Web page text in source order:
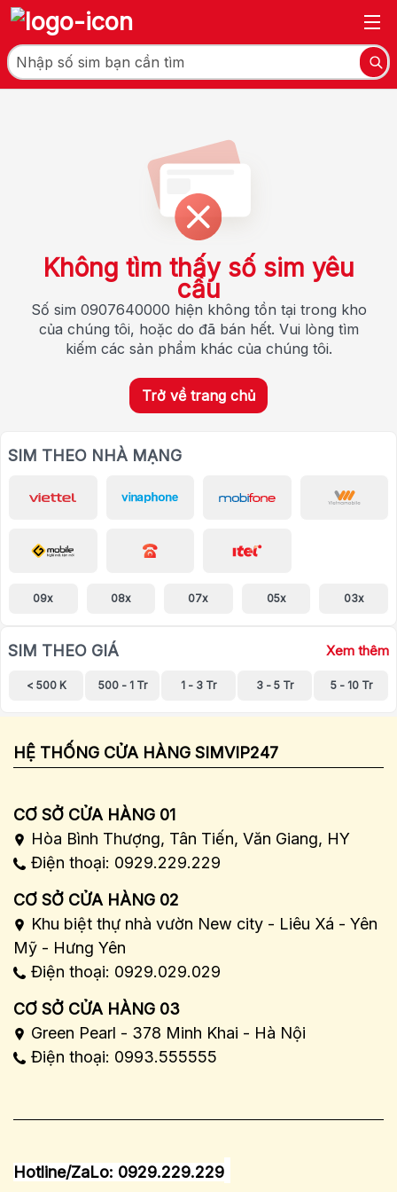
Không tìm thấy số sim yêu
cầu
Số sim 0907640000 hiện không tồn tại trong kho
của chúng tôi, hoặc do đã bán hết. Vui lòng tìm
kiếm các sản phẩm khác của chúng tôi.
Trở về trang chủ
SIM THEO NHÀ MẠNG
09x 08x 07x 05x 03x
SIM THEO GIÁ Xem thêm
< 500 K 500 - 1 Tr 1 - 3 Tr 3 - 5 Tr 5 - 10 Tr
HỆ THỐNG CỬA HÀNG SIMVIP247
CƠ SỞ CỬA HÀNG 01
Hòa Bình Thượng, Tân Tiến, Văn Giang, HY
Điện thoại: 0929.229.229
CƠ SỞ CỬA HÀNG 02
Khu biệt thự nhà vườn New city - Liêu Xá - Yên
Mỹ - Hưng Yên
Điện thoại: 0929.029.029
CƠ SỞ CỬA HÀNG 03
Green Pearl - 378 Minh Khai - Hà Nội
Điện thoại: 0993.555555
Hotline/ZaLo: 0929.229.229